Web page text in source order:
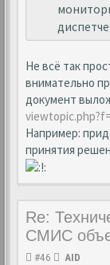
Не всё так
внимательно
документ
Например:
принятия
Re:
СМИС
#46
AID